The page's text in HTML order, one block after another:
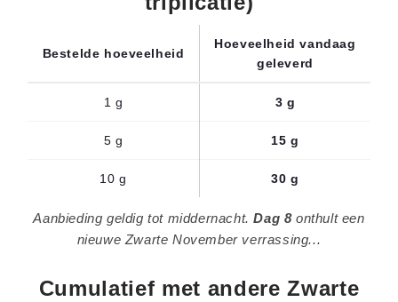
Bestelde hoeveelheid
Hoeveelheid vandaag
geleverd
1 g 3 g
5 g 15 g
10 g 30 g
Aanbieding geldig tot middernacht.Dag 8onthult een
nieuwe Zwarte November verrassing...
Cumulatief met andere Zwarte